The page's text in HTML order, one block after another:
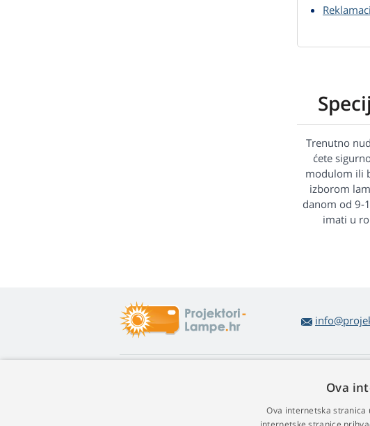
Trenutno
ćete
modulom ili
izborom
danom od 9-
imati u
Povrat i
Jednostavan
Ova
Ova internetska stranica